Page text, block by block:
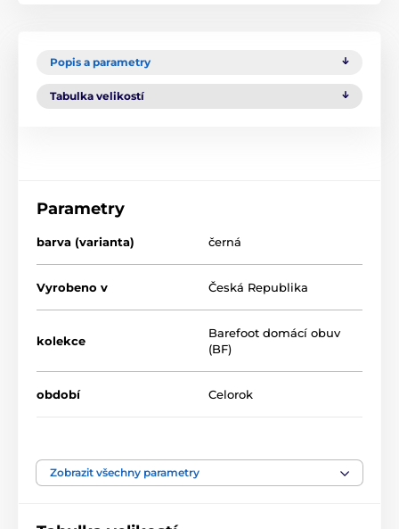
Popis a parametry
Tabulka velikostí
Parametry
barva (varianta) černá
Vyrobeno v Česká Republika
kolekce
Barefoot domácí obuv
(BF)
období Celorok
šíře chodidla střední, široká
Zobrazit všechny parametry